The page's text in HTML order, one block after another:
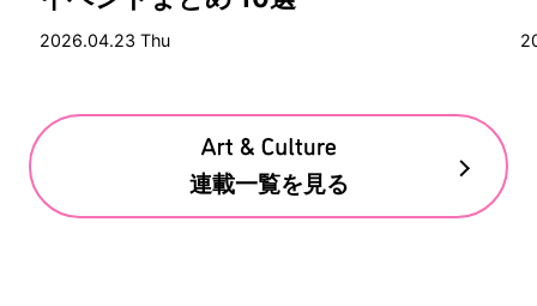
2026.04.23 Thu
連載一覧を見る